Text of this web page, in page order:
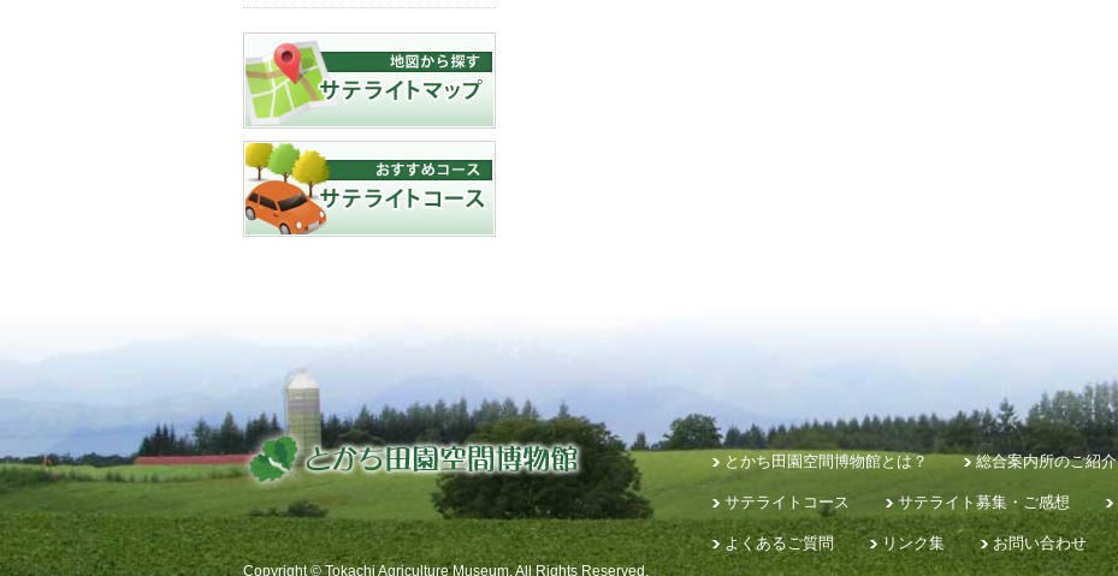
とかち田園空間博物館とは？ 総合案内所のご紹介
サテライトコース サテライト募集・ご感想
よくあるご質問 リンク集 お問い合わせ
Copyright © Tokachi Agriculture Museum. All Rights Reserved.